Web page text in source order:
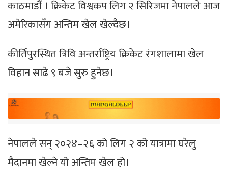
काठमाडौं । क्रिकेट विश्वकप लिग २ सिरिजमा नेपालले आज
अमेरिकासँग अन्तिम खेल खेल्दैछ।
कीर्तिपुरस्थित त्रिवि अन्तर्राष्ट्रिय क्रिकेट रंगशालामा खेल
विहान साढे ९ बजे सुरु हुनेछ।
नेपालले सन् २०२४–२६ को लिग २ को यात्रामा घरेलु
मैदानमा खेल्ने यो अन्तिम खेल हो।